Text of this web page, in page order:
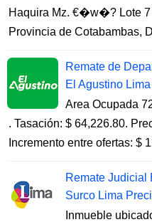
Haquira Mz. €�w�? Lote 7
Provincia de Cotabambas,
Remate de
El Agustino
Area Ocupada
. Tasación: $ 64,226.80.
Incremento entre ofertas: $
Remate Judicial
Surco Lima
Inmueble